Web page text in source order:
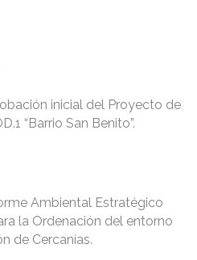
inicial del Proyecto de
“Barrio San Benito”.
Ambiental Estratégico
la Ordenación del entorno
de Cercanías.